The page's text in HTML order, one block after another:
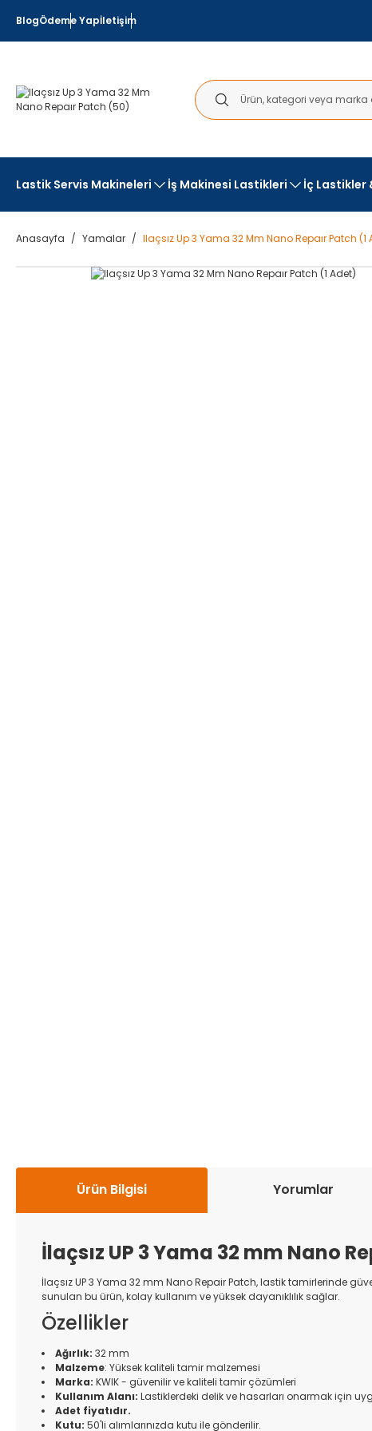
BlogÖdeme Yapİletişim
Lastik Servis Makineleri İş Makinesi Lastikleri İç Lastikler
Anasayfa Yamalar Ilaçsız Up 3 Yama 32 Mm Nano Repaır Patch (1
Ürün Bilgisi Yorumlar
İlaçsız UP 3 Yama 32 mm Nano
İlaçsız UP 3 Yama 32 mm Nano Repair Patch, lastik tamirlerinde
sunulan bu ürün, kolay kullanım ve yüksek dayanıklılık sağlar.
Özellikler
Ağırlık: 32 mm
Malzeme: Yüksek kaliteli tamir malzemesi
Marka: KWIK - güvenilir ve kaliteli tamir çözümleri
Kullanım Alanı: Lastiklerdeki delik ve hasarları onarmak için
Adet fiyatıdır.
Kutu: 50'li alımlarınızda kutu ile gönderilir.